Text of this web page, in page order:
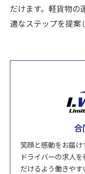
だけます。軽貨物の
適なステップを提案
合
笑顔と感動をお届
ドライバーの求人
だけるよう働きや